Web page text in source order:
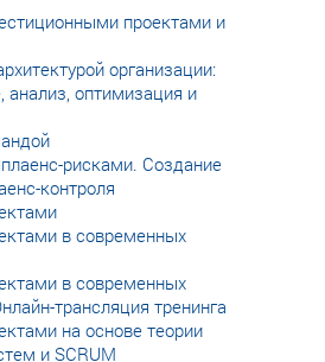
проектами и
организации:
анализ, оптимизация и
рисками. Создание
контроля
в современных
в современных
трансляция тренинга
на основе теории
и SCRUM